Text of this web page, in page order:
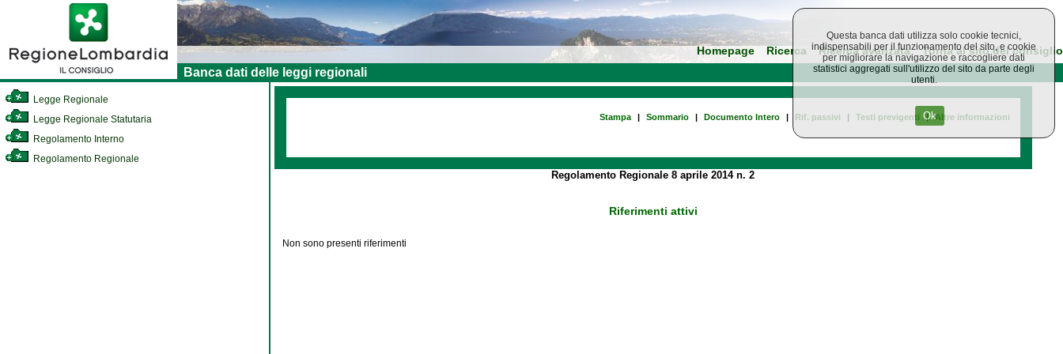
Homepage Ricerca Ricerca avanzata Torna al sito del consiglio
Banca dati delle leggi regionali
Legge Regionale
Legge Regionale Statutaria
Regolamento Interno
Regolamento Regionale
Stampa | Sommario | Documento Intero | Rif. passivi | Testi previgenti | Altre informazioni
Regolamento Regionale 8 aprile 2014 n. 2
Riferimenti attivi
Non sono presenti riferimenti
Questa banca dati utilizza solo cookie tecnici,
indispensabili per il funzionamento del sito, e cookie
per migliorare la navigazione e raccogliere dati
statistici aggregati sull'utilizzo del sito da parte degli
utenti.
Ok